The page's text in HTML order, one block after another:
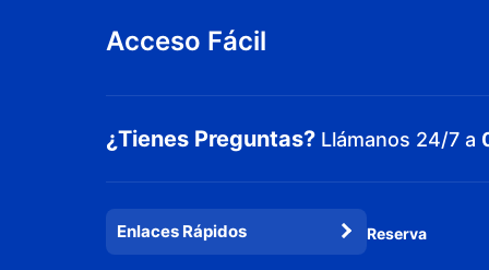
Acceso Fácil
¿Tienes Preguntas? Llámanos 24/7 a
Enlaces Rápidos Reserva